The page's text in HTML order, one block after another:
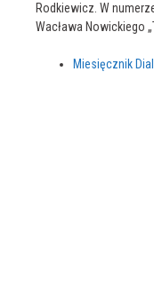
Rodkiewicz. W
Wacława Nowickiego
Miesięcznik